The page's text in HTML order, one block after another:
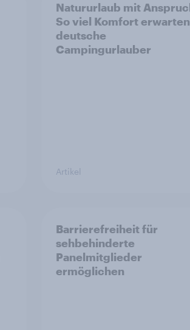
Natururlaub mit
So viel Komfort erwarten
deutsche
Campingurlauber
Artikel
Barrierefreiheit für
sehbehinderte
Panelmitglieder
ermöglichen